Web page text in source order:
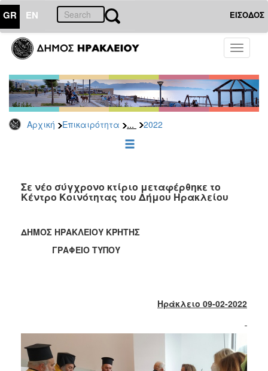
GR EN ΕΙΣΟΔΟΣ
Toggle
Αρχική Επικαιρότητα ... 2022
ΕΠΙΚΑΙΡΟΤΗΤΑ
Τύπου
Αρχείο
2026
2025
2022
2021
2019
2018
2012
2011
Σε νέο σύγχρονο κτίριο μεταφέρθηκε το
Κέντρο Κοινότητας του Δήμου Ηρακλείου
ΔΗΜΟΣ ΗΡΑΚΛΕΙΟΥ ΚΡΗΤΗΣ
ΓΡΑΦΕΙΟ ΤΥΠΟΥ
Ηράκλειο 09-02-2022